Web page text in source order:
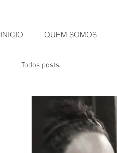
INICIO QUEM SOMOS
Todos posts